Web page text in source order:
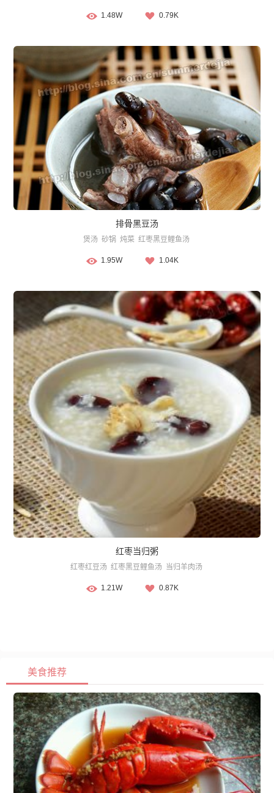
1.48W 0.79K
排骨黑豆汤
煲汤 砂锅 炖菜 红枣黑豆鲤鱼汤
1.95W 1.04K
红枣当归粥
红枣红豆汤 红枣黑豆鲤鱼汤 当归羊肉汤
1.21W 0.87K
美食推荐